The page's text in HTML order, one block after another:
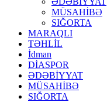
MÜSAHİBƏ
SIĞORTA
MARAQLI
TƏHLİL
İdman
DİASPOR
ƏDƏBİYYAT
MÜSAHİBƏ
SIĞORTA